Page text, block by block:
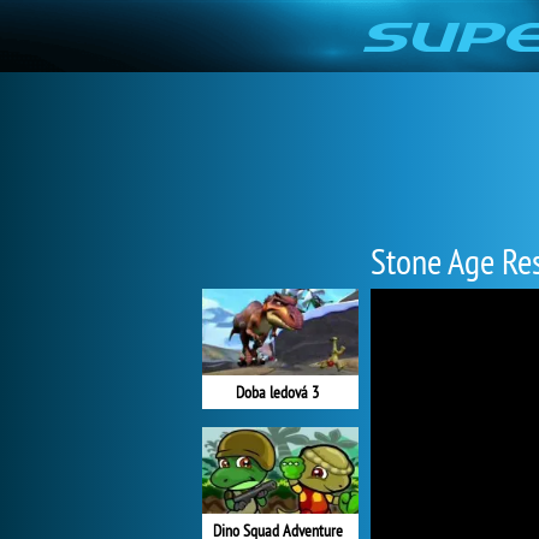
Stone Age
Doba ledová 3
Dino Squad Adventure